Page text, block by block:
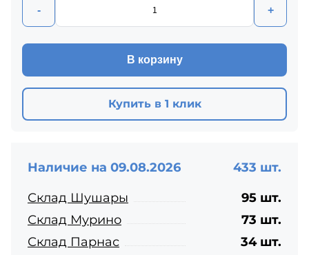
- +
В корзину
Купить в 1 клик
Наличие на 09.08.2026
433 шт.
Склад Шушары
95 шт.
Склад Мурино
73 шт.
Склад Парнас
34 шт.